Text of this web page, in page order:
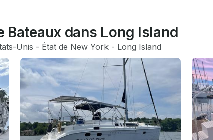
Bateaux dans Long Island
Unis - État de New York - Long Island